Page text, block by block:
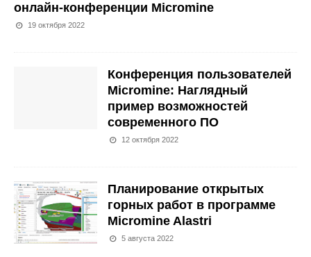
онлайн-конференции Micromine
19 октября 2022
Конференция пользователей
Micromine: Наглядный
пример возможностей
современного ПО
12 октября 2022
Планирование открытых
горных работ в программе
Micromine Alastri
5 августа 2022